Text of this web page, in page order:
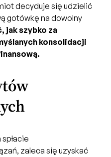
decyduje się udzielić
gotówkę na dowolny
jak szybko za
konsolidacji
zaleca się uzyskać